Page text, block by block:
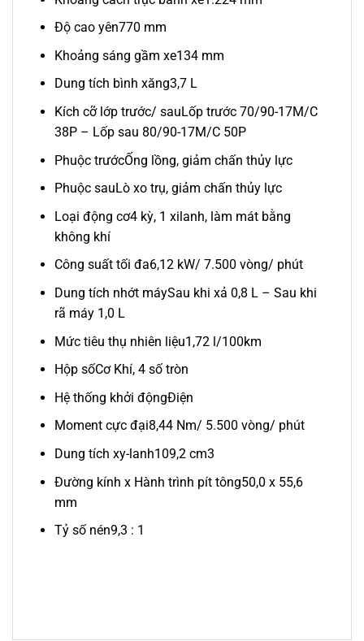
Độ cao yên770 mm
Khoảng sáng gầm xe134 mm
Dung tích bình xăng3,7 L
Kích cỡ lớp trước/ sauLốp trước 70/90-17M/C
38P – Lốp sau 80/90-17M/C 50P
Phuộc trướcỐng lồng, giảm chấn thủy lực
Phuộc sauLò xo trụ, giảm chấn thủy lực
Loại động cơ4 kỳ, 1 xilanh, làm mát bằng
không khí
Công suất tối đa6,12 kW/ 7.500 vòng/ phút
Dung tích nhớt máySau khi xả 0,8 L – Sau khi
rã máy 1,0 L
Mức tiêu thụ nhiên liệu1,72 l/100km
Hộp sốCơ Khí, 4 số tròn
Hệ thống khởi độngĐiện
Moment cực đại8,44 Nm/ 5.500 vòng/ phút
Dung tích xy-lanh109,2 cm3
Đường kính x Hành trình pít tông50,0 x 55,6
mm
Tỷ số nén9,3 : 1